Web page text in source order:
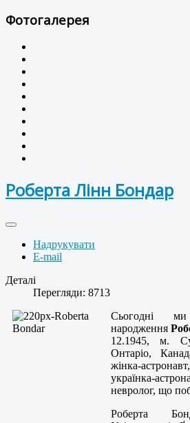
Фотогалерея
Роберта Лінн Бондар
Надрукувати
E-mail
Деталі
Перегляди: 8713
Сьогодні
народження
12.1945, м.
Онтаріо,
жінка-
українка-
невролог, що
Роберта